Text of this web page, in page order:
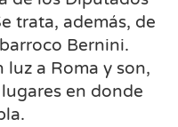
trata, además, de
Bernini.
a Roma y son,
en donde